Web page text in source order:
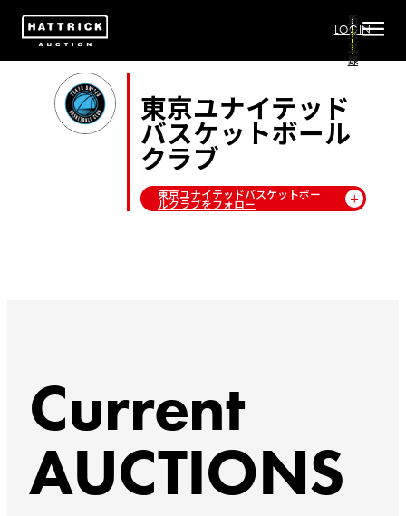
LOGIN
新
規
登
録
東京ユナイテッド
バスケットボール
クラブ
東京ユナイテッドバスケットボー
ルクラブをフォロー
Current
AUCTIONS